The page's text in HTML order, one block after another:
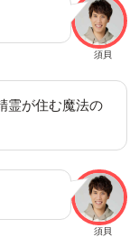
須貝
霊が住む魔法の
須貝